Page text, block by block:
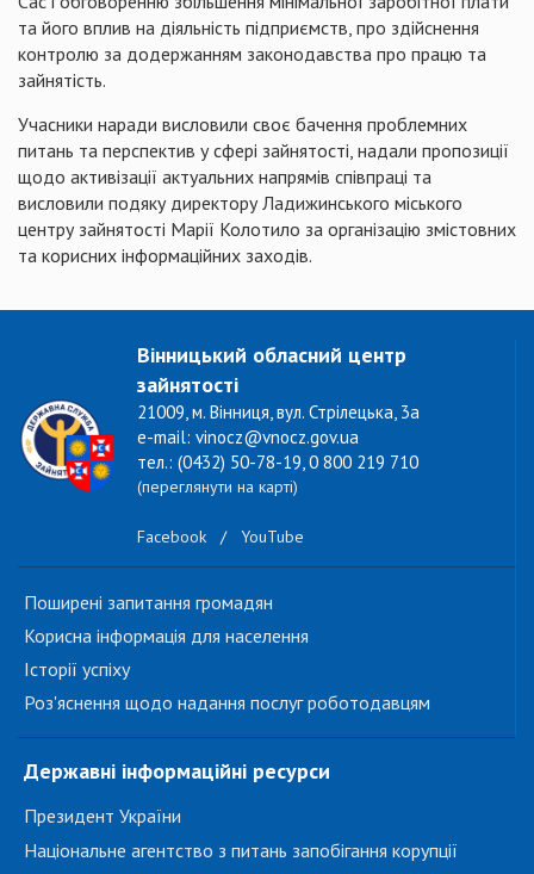
та його вплив на діяльність підприємств, про здійснення
контролю за додержанням законодавства про працю та
зайнятість.
Учасники наради висловили своє бачення проблемних
питань та перспектив у сфері зайнятості, надали пропозиції
щодо активізації актуальних напрямів співпраці та
висловили подяку директору Ладижинського міського
центру зайнятості Марії Колотило за організацію змістовних
та корисних інформаційних заходів.
Вінницький обласний центр
зайнятості
21009, м. Вінниця, вул. Стрілецька, 3а
e-mail: vinocz@vnocz.gov.ua
тел.: (0432) 50-78-19, 0 800 219 710
(переглянути на карті)
Facebook / YouTube
Поширені запитання громадян
Корисна інформація для населення
Історії успіху
Роз'яснення щодо надання послуг роботодавцям
Державні інформаційні ресурси
Президент України
Національне агентство з питань запобігання корупції